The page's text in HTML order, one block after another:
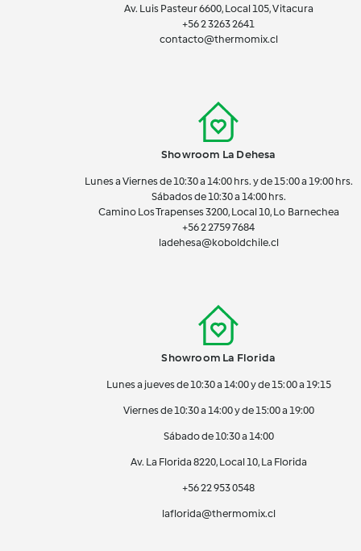
Av. Luis Pasteur 6600, Local 105, Vitacura
+56 2 3263 2641
contacto@thermomix.cl
Showroom La Dehesa
Lunes a Viernes de 10:30 a 14:00 hrs. y de 15:00 a 19:00 hrs.
Sábados de 10:30 a 14:00 hrs.
Camino Los Trapenses 3200, Local 10, Lo Barnechea
+56 22759 7684
ladehesa@koboldchile.cl
Showroom La Florida
Lunes a jueves de 10:30 a 14:00 y de 15:00 a 19:15
Viernes de 10:30 a 14:00 y de 15:00 a 19:00
Sábado de 10:30 a 14:00
Av. La Florida 8220, Local 10, La Florida
+56 22 953 0548
laflorida@thermomix.cl